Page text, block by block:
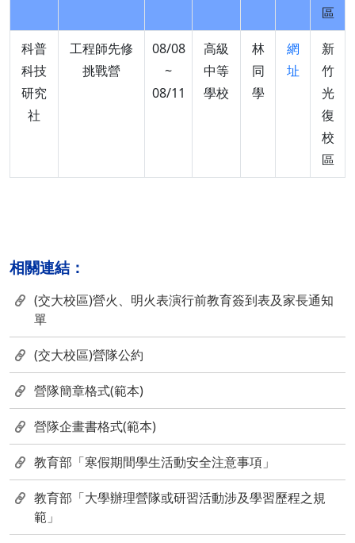
區
科普
科技
研究
社
工程師先修
挑戰營
08/08
~
08/11
高級
中等
學校
林
同
學
網
址
新
竹
光
復
校
區
相關連結：
(交大校區)營火、明火表演行前教育簽到表及家長通知
單
(交大校區)營隊公約
營隊簡章格式(範本)
營隊企畫書格式(範本)
教育部「寒假期間學生活動安全注意事項」
教育部「大學辦理營隊或研習活動涉及學習歷程之規
範」